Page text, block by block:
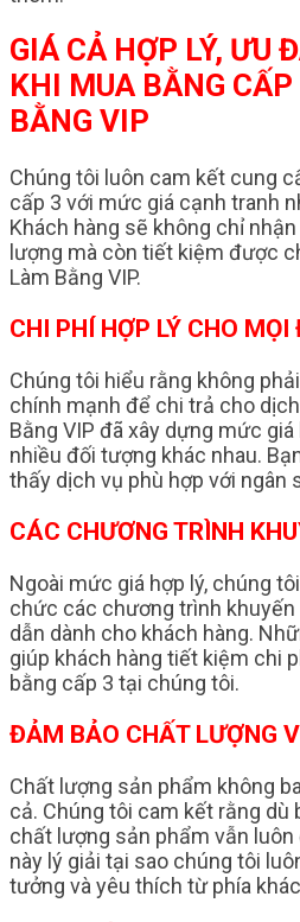
GIÁ CẢ HỢP LÝ, ƯU
KHI MUA BẰNG
BẰNG VIP
Chúng tôi luôn cam kết cung
cấp 3 với mức giá cạnh tranh
Khách hàng sẽ không chỉ
lượng mà còn tiết kiệm được
Làm Bằng VIP.
CHI PHÍ HỢP LÝ CHO MỌI
Chúng tôi hiểu rằng không
chính mạnh để chi trả cho
Bằng VIP đã xây dựng mức
nhiều đối tượng khác nhau.
thấy dịch vụ phù hợp với ngân
CÁC CHƯƠNG TRÌNH
Ngoài mức giá hợp lý, chúng
chức các chương trình khuyến
dẫn dành cho khách hàng.
giúp khách hàng tiết kiệm chi
bằng cấp 3 tại chúng tôi.
ĐẢM BẢO CHẤT LƯỢNG
Chất lượng sản phẩm không
cả. Chúng tôi cam kết rằng dù
chất lượng sản phẩm vẫn
này lý giải tại sao chúng tôi
tưởng và yêu thích từ phía